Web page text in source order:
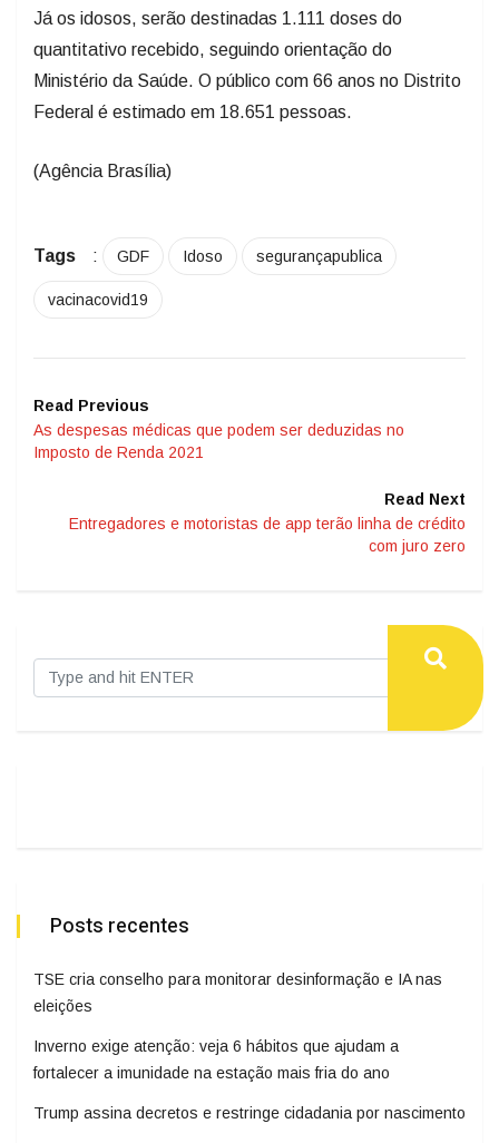
Já os idosos, serão destinadas 1.111 doses do
quantitativo recebido, seguindo orientação do
Ministério da Saúde. O público com 66 anos no Distrito
Federal é estimado em 18.651 pessoas.
(Agência Brasília)
Tags : GDF Idoso segurançapublica
vacinacovid19
Read Previous
As despesas médicas que podem ser deduzidas no
Imposto de Renda 2021
Read Next
Entregadores e motoristas de app terão linha de crédito
com juro zero
Posts recentes
TSE cria conselho para monitorar desinformação e IA nas
eleições
Inverno exige atenção: veja 6 hábitos que ajudam a
fortalecer a imunidade na estação mais fria do ano
Trump assina decretos e restringe cidadania por nascimento